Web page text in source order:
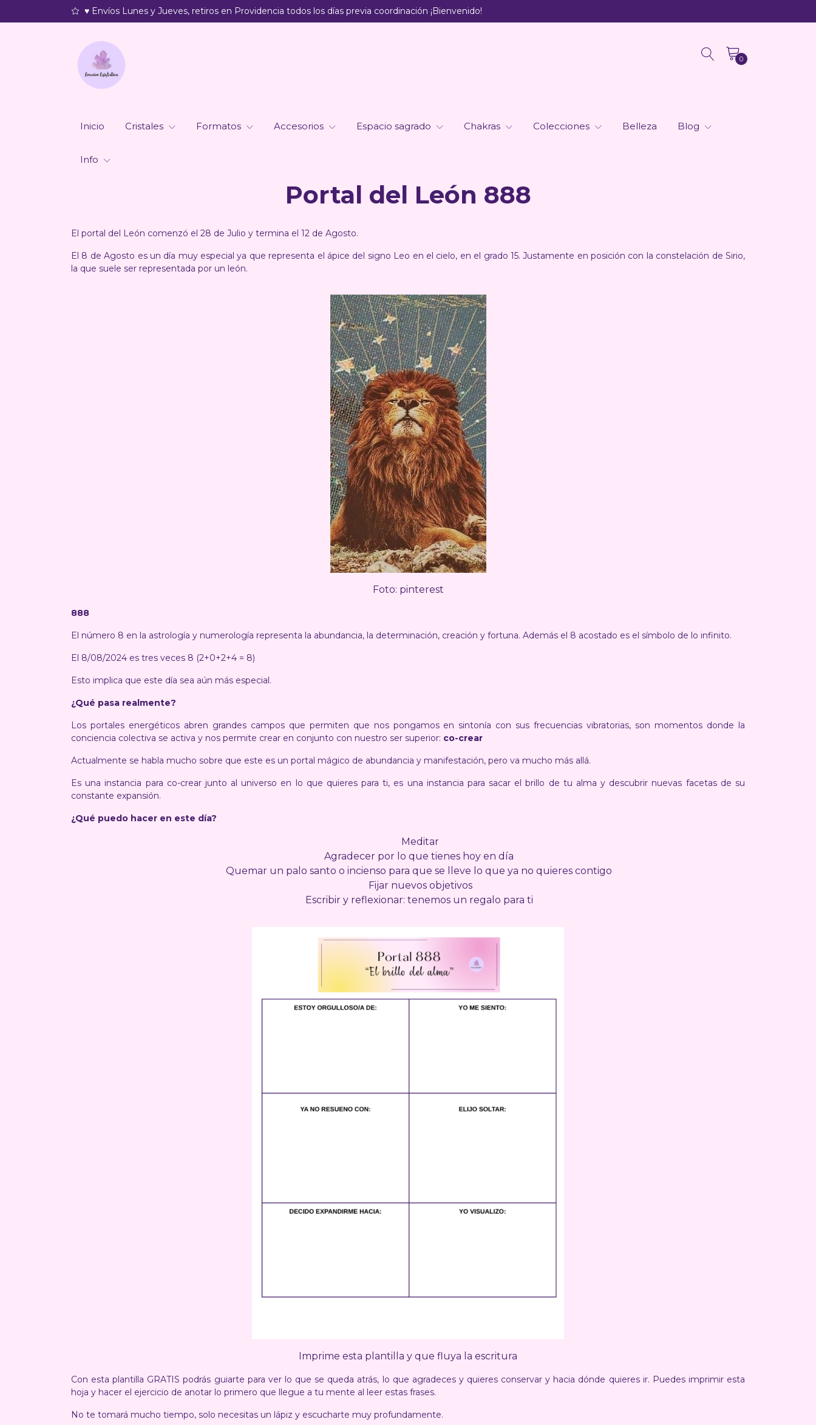
♥ Envíos Lunes y Jueves, retiros en Providencia todos los días previa coordinación ¡Bienvenido!
0
Inicio Cristales Formatos Accesorios Espacio sagrado Chakras Colecciones Belleza Blog
Info
Portal del León 888
El portal del León comenzó el 28 de Julio y termina el 12 de Agosto.
El 8 de Agosto es un día muy especial ya que representa el ápice del signo Leo en el cielo, en el grado 15. Justamente en posición con la constelación de Sirio,
la que suele ser representada por un león.
Foto: pinterest
888
El número 8 en la astrología y numerología representa la abundancia, la determinación, creación y fortuna. Además el 8 acostado es el símbolo de lo infinito.
El 8/08/2024 es tres veces 8 (2+0+2+4 = 8)
Esto implica que este día sea aún más especial.
¿Qué pasa realmente?
Los portales energéticos abren grandes campos que permiten que nos pongamos en sintonía con sus frecuencias vibratorias, son momentos donde la
conciencia colectiva se activa y nos permite crear en conjunto con nuestro ser superior: co-crear
Actualmente se habla mucho sobre que este es un portal mágico de abundancia y manifestación, pero va mucho más allá.
Es una instancia para co-crear junto al universo en lo que quieres para ti, es una instancia para sacar el brillo de tu alma y descubrir nuevas facetas de su
constante expansión.
¿Qué puedo hacer en este día?
Meditar
Agradecer por lo que tienes hoy en día
Quemar un palo santo o incienso para que se lleve lo que ya no quieres contigo
Fijar nuevos objetivos
Escribir y reflexionar: tenemos un regalo para ti
Imprime esta plantilla y que fluya la escritura
Con esta plantilla GRATIS podrás guiarte para ver lo que se queda atrás, lo que agradeces y quieres conservar y hacia dónde quieres ir. Puedes imprimir esta
hoja y hacer el ejercicio de anotar lo primero que llegue a tu mente al leer estas frases.
No te tomará mucho tiempo, solo necesitas un lápiz y escucharte muy profundamente.